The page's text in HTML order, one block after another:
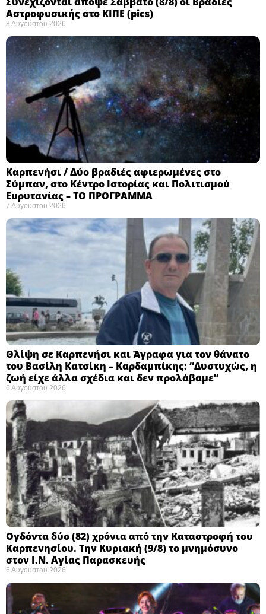
Αστροφυσικής στο ΚΙΠΕ (pics)
8 Αυγούστου 2026
Καρπενήσι / Δύο βραδιές αφιερωμένες στο
Σύμπαν, στο Κέντρο Ιστορίας και Πολιτισμού
Ευρυτανίας – ΤΟ ΠΡΟΓΡΑΜΜΑ
7 Αυγούστου 2026
Θλίψη σε Καρπενήσι και Άγραφα για τον θάνατο
του Βασίλη Κατσίκη – Καρδαμπίκης: “Δυστυχώς, η
ζωή είχε άλλα σχέδια και δεν προλάβαμε”
6 Αυγούστου 2026
Ογδόντα δύο (82) χρόνια από την Καταστροφή του
Καρπενησίου. Την Κυριακή (9/8) το μνημόσυνο
στον Ι.Ν. Αγίας Παρασκευής
6 Αυγούστου 2026